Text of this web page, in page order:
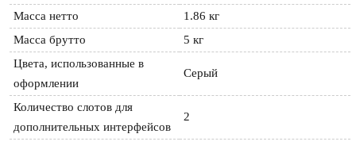
Масса нетто
1.86 кг
Масса брутто
5 кг
Цвета, использованные в
оформлении
Серый
Количество слотов для
дополнительных интерфейсов
2